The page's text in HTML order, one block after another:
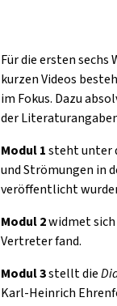
Für die ersten sechs
kurzen Videos
im Fokus. Dazu
der
Modul 1steht unter
und Strömungen in
veröffentlicht
Modul 2widmet
Vertreter fand.
Modul 3stellt die
Karl-Heinrich